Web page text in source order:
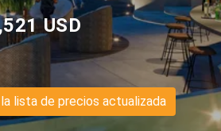
USD
lista de precios actualizada